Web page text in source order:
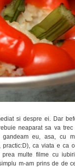
si despre ei. Dar
neaparat sa va
gandeam eu, asa, cu
practic:D), ca viata e ca
multe filme cu
m-am prins de de